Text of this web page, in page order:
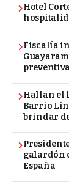
Hotel
Fiscalía
preventiva
Hallan el
Barrio
brindar
galardón
España